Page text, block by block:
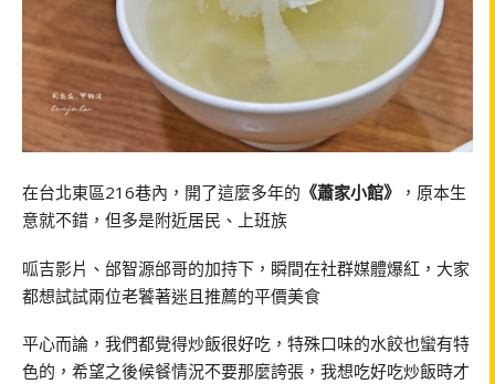
在台北東區216巷內，開了這麼多年的 《蕭家小館》
，原本生
意就不錯，但多是附近居民、上班族
呱吉影片、邰智源邰哥的加持下，瞬間在社群媒體爆紅，大家
都想試試兩位老饕著迷且推薦的平價美食
平心而論，我們都覺得炒飯很好吃，特殊口味的水餃也蠻有特
色的，希望之後候餐情況不要那麼誇張，我想吃好吃炒飯時才